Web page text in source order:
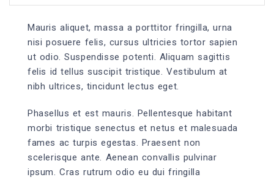
Mauris aliquet, massa a porttitor fringilla, urna
nisi posuere felis, cursus ultricies tortor sapien
ut odio. Suspendisse potenti. Aliquam sagittis
felis id tellus suscipit tristique. Vestibulum at
nibh ultrices, tincidunt lectus eget.
Phasellus et est mauris. Pellentesque habitant
morbi tristique senectus et netus et malesuada
fames ac turpis egestas. Praesent non
scelerisque ante. Aenean convallis pulvinar
ipsum. Cras rutrum odio eu dui fringilla